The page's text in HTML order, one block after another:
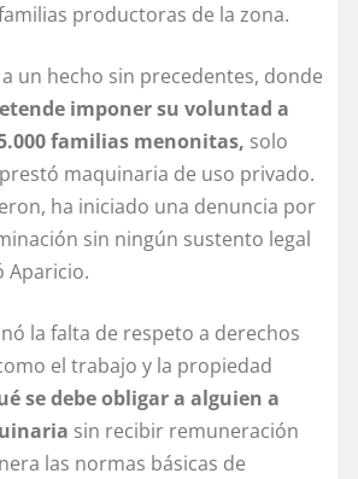
productoras de la zona.
un hecho sin precedentes, donde
imponer su voluntad a
familias menonitas, solo
maquinaria de uso privado.
ha iniciado una denuncia por
sin ningún sustento legal
Aparicio.
la falta de respeto a derechos
el trabajo y la propiedad
se debe obligar a alguien a
sin recibir remuneración
las normas básicas de